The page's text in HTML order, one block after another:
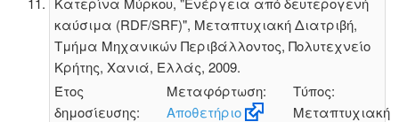
καύσιμα (RDF/SRF)", Μεταπτυχιακή Διατριβή,
Τμήμα Μηχανικών Περιβάλλοντος, Πολυτεχνείο
Κρήτης, Χανιά, Ελλάς, 2009.
Έτος
δημοσίευσης:
Μεταφόρτωση:
Αποθετήριο
Τύπος:
Μεταπτυχιακή